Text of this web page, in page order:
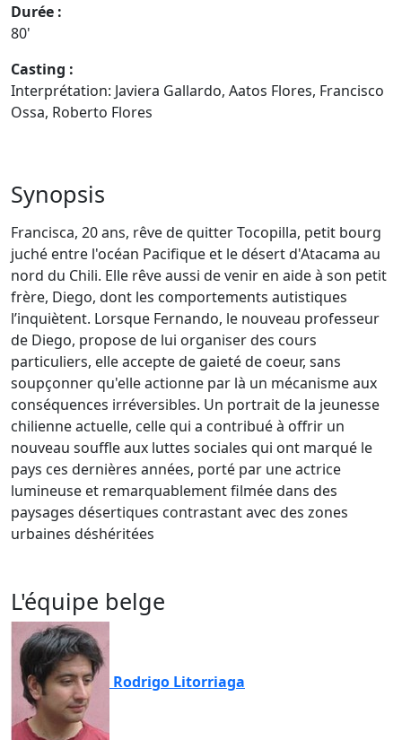
Durée :
80'
Casting :
Interprétation: Javiera Gallardo, Aatos Flores, Francisco
Ossa, Roberto Flores
Synopsis
Francisca, 20 ans, rêve de quitter Tocopilla, petit bourg
juché entre l'océan Pacifique et le désert d'Atacama au
nord du Chili. Elle rêve aussi de venir en aide à son petit
frère, Diego, dont les comportements autistiques
l’inquiètent. Lorsque Fernando, le nouveau professeur
de Diego, propose de lui organiser des cours
particuliers, elle accepte de gaieté de coeur, sans
soupçonner qu'elle actionne par là un mécanisme aux
conséquences irréversibles. Un portrait de la jeunesse
chilienne actuelle, celle qui a contribué à offrir un
nouveau souffle aux luttes sociales qui ont marqué le
pays ces dernières années, porté par une actrice
lumineuse et remarquablement filmée dans des
paysages désertiques contrastant avec des zones
urbaines déshéritées
L'équipe belge
Rodrigo Litorriaga